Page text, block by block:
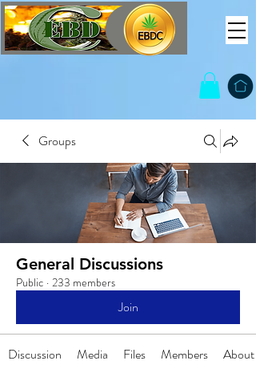
Groups
General Discussions
Public · 233 members
Join
Discussion Media Files Members About